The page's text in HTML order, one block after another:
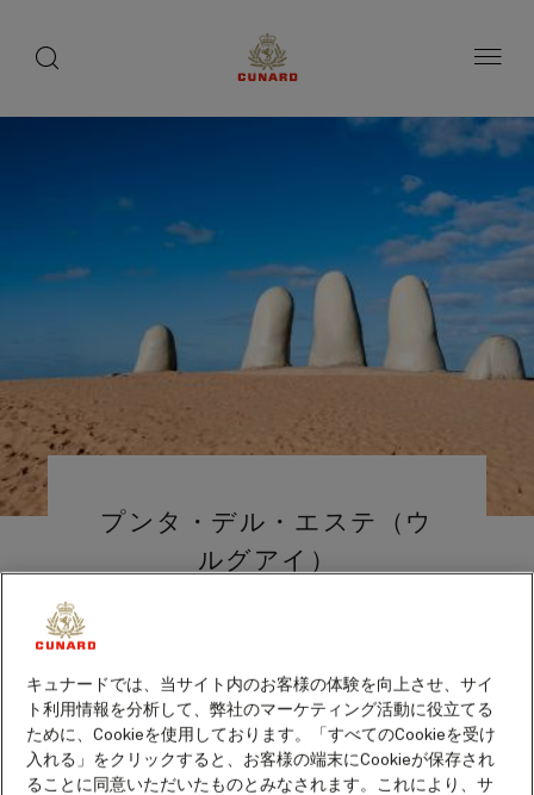
へ
プンタ・デル・エステ（ウ
ルグアイ）
は、富裕層や有名人の訪問やその活気あふ
れる雰囲気、有名なナイトライフから「ウ
ルグアイのサントロペ」と呼ばれていま
す。
キュナードでは、当サイト内のお客様の体験を向上させ、サイ
ト利用情報を分析して、弊社のマーケティング活動に役立てる
ために、Cookieを使用しております。「すべてのCookieを受け
入れる」をクリックすると、お客様の端末にCookieが保存され
ることに同意いただいたものとみなされます。これにより、サ